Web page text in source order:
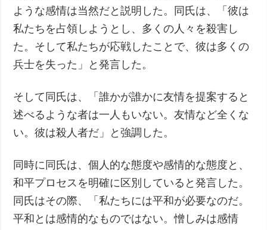
ような感情は当然だと説明した。同氏は、「彼は
私たちを占領しようとし、多くの人々を殺害し
た。そして私たちが応戦したことで、彼は多くの
兵士を失った」と発言した。
そして同氏は、「誰かが誰かに友情を提案すると
述べるような者は一人もいない。友情など全くな
い。彼は殺人者だ」と強調した。
同時に同氏は、個人的な態度や感情的な態度と、
和平プロセスを明確に区別していると発言した。
同氏はその際、「私たちには平和が必要なのだ。
平和とは感情的なものではない。憎しみは感情